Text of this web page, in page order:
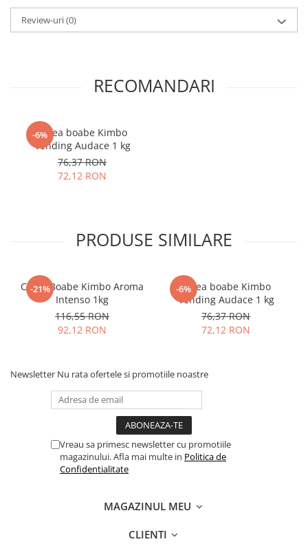
Review-uri(0)
RECOMANDARI
-6%
Cafea boabe Kimbo
Vending Audace 1 kg
76,37 RON
72,12 RON
PRODUSE SIMILARE
-21%
Cafea Boabe Kimbo Aroma
Intenso 1kg
116,55 RON
92,12 RON
-6%
Cafea boabe Kimbo
Vending Audace 1 kg
76,37 RON
72,12 RON
Newsletter Nu rata ofertele si promotiile noastre
Vreau sa primesc newsletter cu promotiile
magazinului. Afla mai multe in Politica de
Confidentialitate
MAGAZINUL MEU
CLIENTI